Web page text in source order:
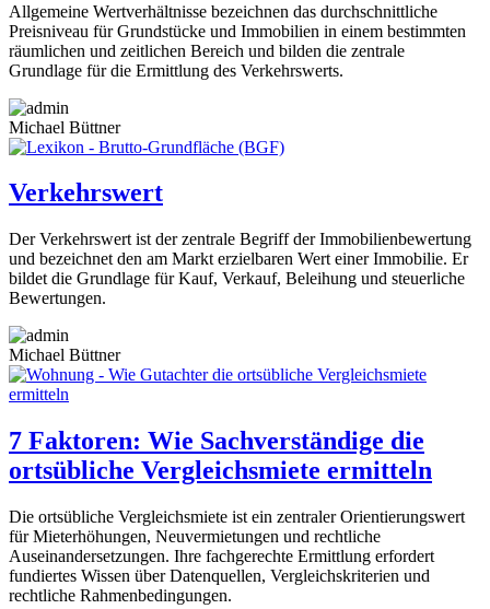
Allgemeine Wertverhältnisse bezeichnen das durchschnittliche
Preisniveau für Grundstücke und Immobilien in einem bestimmten
räumlichen und zeitlichen Bereich und bilden die zentrale
Grundlage für die Ermittlung des Verkehrswerts.
Michael Büttner
Verkehrswert
Der Verkehrswert ist der zentrale Begriff der Immobilienbewertung
und bezeichnet den am Markt erzielbaren Wert einer Immobilie. Er
bildet die Grundlage für Kauf, Verkauf, Beleihung und steuerliche
Bewertungen.
Michael Büttner
7 Faktoren: Wie Sachverständige die
ortsübliche Vergleichsmiete ermitteln
Die ortsübliche Vergleichsmiete ist ein zentraler Orientierungswert
für Mieterhöhungen, Neuvermietungen und rechtliche
Auseinandersetzungen. Ihre fachgerechte Ermittlung erfordert
fundiertes Wissen über Datenquellen, Vergleichskriterien und
rechtliche Rahmenbedingungen.